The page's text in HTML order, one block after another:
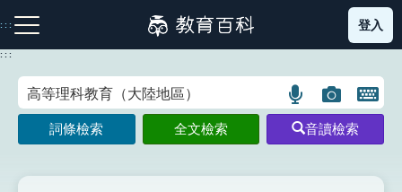
到
主
:::
注音索引圖示 筆畫索引圖示 部首索引表圖示
登入
:::
語
言
搜
圖
片
搜
開
鍵
圖
詞條檢索 全文檢索 音讀檢索